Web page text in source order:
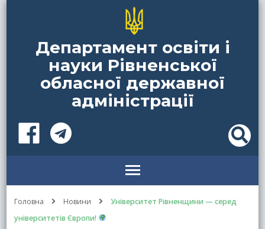
Департамент освіти і
науки Рівненської
обласної державної
адміністрації
Головна Новини
Університет Рівненщини — серед
університетів Європи!